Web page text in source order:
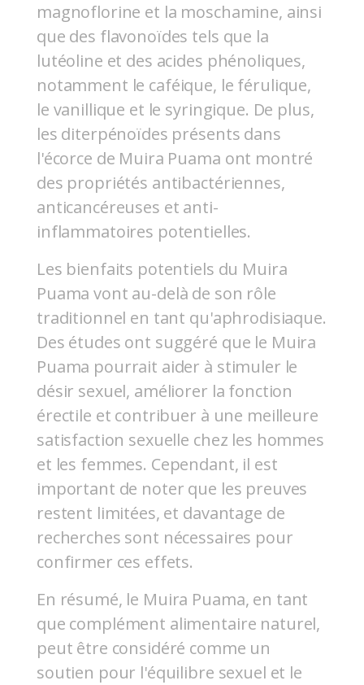
magnoflorine et la moschamine, ainsi
que des flavonoïdes tels que la
lutéoline et des acides phénoliques,
notamment le caféique, le férulique,
le vanillique et le syringique. De plus,
les diterpénoïdes présents dans
l'écorce de Muira Puama ont montré
des propriétés antibactériennes,
anticancéreuses et anti-
inflammatoires potentielles.
Les bienfaits potentiels du Muira
Puama vont au-delà de son rôle
traditionnel en tant qu'aphrodisiaque.
Des études ont suggéré que le Muira
Puama pourrait aider à stimuler le
désir sexuel, améliorer la fonction
érectile et contribuer à une meilleure
satisfaction sexuelle chez les hommes
et les femmes. Cependant, il est
important de noter que les preuves
restent limitées, et davantage de
recherches sont nécessaires pour
confirmer ces effets.
En résumé, le Muira Puama, en tant
que complément alimentaire naturel,
peut être considéré comme un
soutien pour l'équilibre sexuel et le